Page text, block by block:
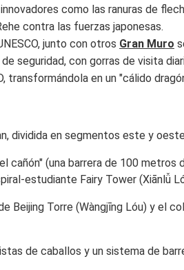
como las ranuras de
contra las fuerzas japonesas.
junto con otros Gran Muro
seguridad, con gorras de visita
transformándola en un "cálido
dividida en segmentos este y
cañón" (una barrera de 100 metros
estudiante Fairy Tower (Xiānlǚ
Beijing Torre (Wàngjīng Lóu) y el
de caballos y un sistema de